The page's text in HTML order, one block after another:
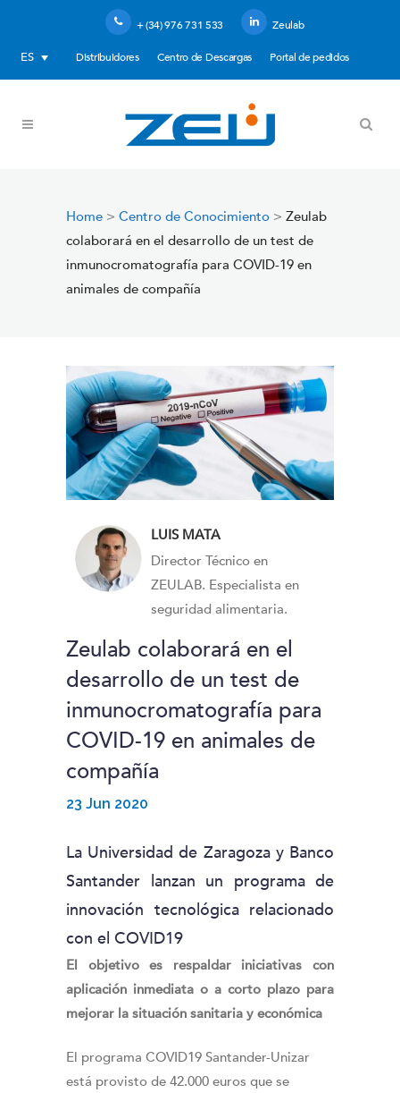
+ (34) 976 731 533 Zeulab
ES Distribuidores Centro de Descargas Portal de pedidos
Home > Centro de Conocimiento > Zeulab
colaborará en el desarrollo de un test de
inmunocromatografía para COVID-19 en
animales de compañía
LUIS MATA
Director Técnico en
ZEULAB. Especialista en
seguridad alimentaria.
Zeulab colaborará en el
desarrollo de un test de
inmunocromatografía para
COVID-19 en animales de
compañía
23 Jun 2020
La Universidad de Zaragoza y Banco
Santander lanzan un programa de
innovación tecnológica relacionado
con el COVID19
El objetivo es respaldar iniciativas con
aplicación inmediata o a corto plazo para
mejorar la situación sanitaria y económica
El programa COVID19 Santander-Unizar
está provisto de 42.000 euros que se